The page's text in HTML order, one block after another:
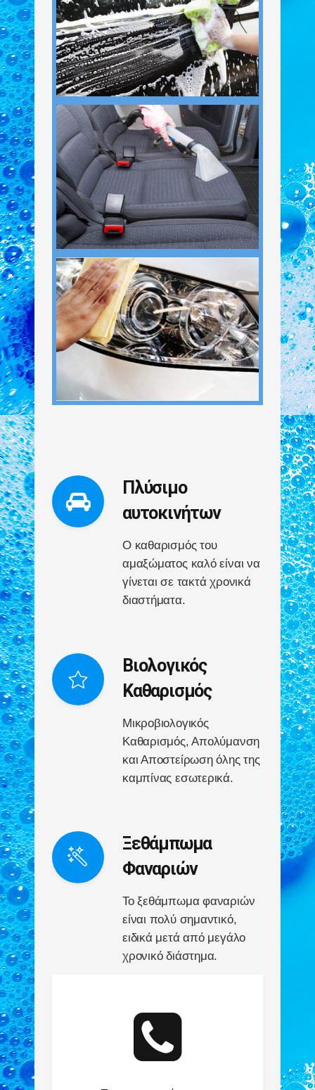
Πλύσιμο
αυτοκινήτων
Ο καθαρισμός του
αμαξώματος καλό είναι να
γίνεται σε τακτά χρονικά
διαστήματα.
Βιολογικός
Καθαρισμός
Μικροβιολογικός
Καθαρισμός, Απολύμανση
και Αποστείρωση όλης της
καμπίνας εσωτερικά.
Ξεθάμπωμα
Φαναριών
Το ξεθάμπωμα φαναριών
είναι πολύ σημαντικό,
ειδικά μετά από μεγάλο
χρονικό διάστημα.